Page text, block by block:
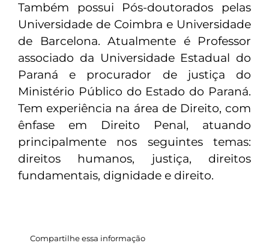
Também possui Pós-doutorados pelas
Universidade de Coimbra e Universidade
de Barcelona. Atualmente é Professor
associado da Universidade Estadual do
Paraná e procurador de justiça do
Ministério Público do Estado do Paraná.
Tem experiência na área de Direito, com
ênfase em Direito Penal, atuando
principalmente nos seguintes temas:
direitos humanos, justiça, direitos
fundamentais, dignidade e direito.
Compartilhe essa informação